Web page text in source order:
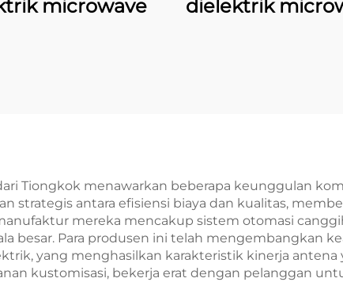
microwave
dielektrik
Tiongkok menawarkan beberapa keunggulan
strategis antara efisiensi biaya dan kualitas,
mereka mencakup sistem otomasi
besar. Para produsen ini telah mengembangkan
yang menghasilkan karakteristik kinerja
kustomisasi, bekerja erat dengan pelanggan